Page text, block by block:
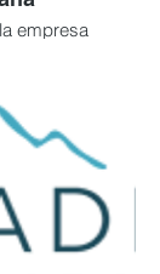
empresa